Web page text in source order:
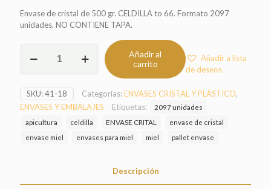
Envase de cristal de 500 gr. CELDILLA to 66. Formato 2097
unidades. NO CONTIENE TAPA.
ENVASE
GR.
CELDILLA
(2097
Añadir al
carrito
Añadir a lista
de deseos
SKU:41-18 Categorías:ENVASES CRISTAL Y PLÁSTICO,
ENVASES Y EMBALAJES
Etiquetas:
2097 unidades
apicultura
celdilla ENVASE CRITAL
envase de cristal
envase miel
envases para miel miel pallet envase
Descripción